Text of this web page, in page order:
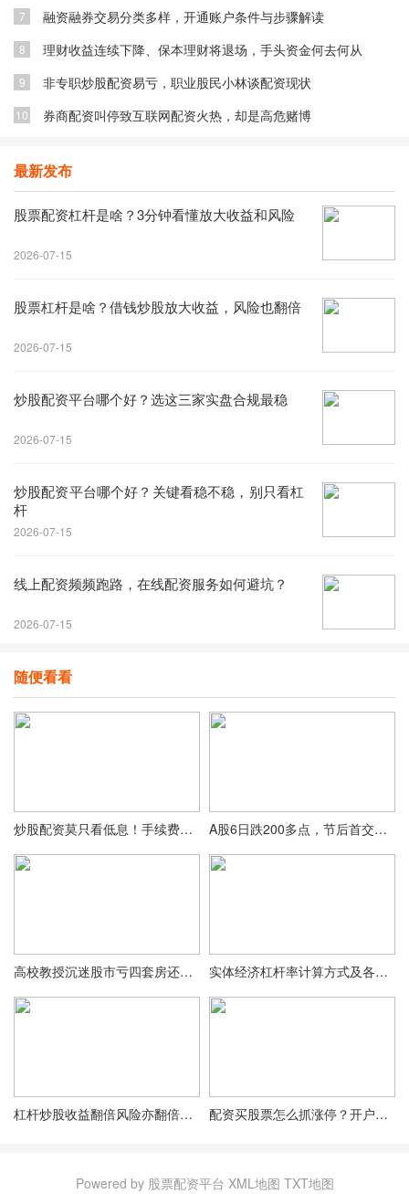
7 融资融券交易分类多样，开通账户条件与步骤解读
8 理财收益连续下降、保本理财将退场，手头资金何去何从
9 非专职炒股配资易亏，职业股民小林谈配资现状
10 券商配资叫停致互联网配资火热，却是高危赌博
最新发布
股票配资杠杆是啥？3分钟看懂放大收益和风险
2026-07-15
股票杠杆是啥？借钱炒股放大收益，风险也翻倍
2026-07-15
炒股配资平台哪个好？选这三家实盘合规最稳
2026-07-15
炒股配资平台哪个好？关键看稳不稳，别只看杠
杆
2026-07-15
线上配资频频跑路，在线配资服务如何避坑？
2026-07-15
随便看看
炒股配资莫只看低息！手续费等因素对杠杆成本影响更大 A股6日跌200多点，节后首交易日再跌170多点，配资股民何去何从？
高校教授沉迷股市亏四套房还欠款近 200 万，因信用卡诈骗获刑五年 实体经济杠杆率计算方式及各部门杠杆率公式解析
杠杆炒股收益翻倍风险亦翻倍！啥是杠杆操作及风险你得懂 配资买股票怎么抓涨停？开户选平台手续一文看懂
Powered by 股票配资平台 XML地图 TXT地图